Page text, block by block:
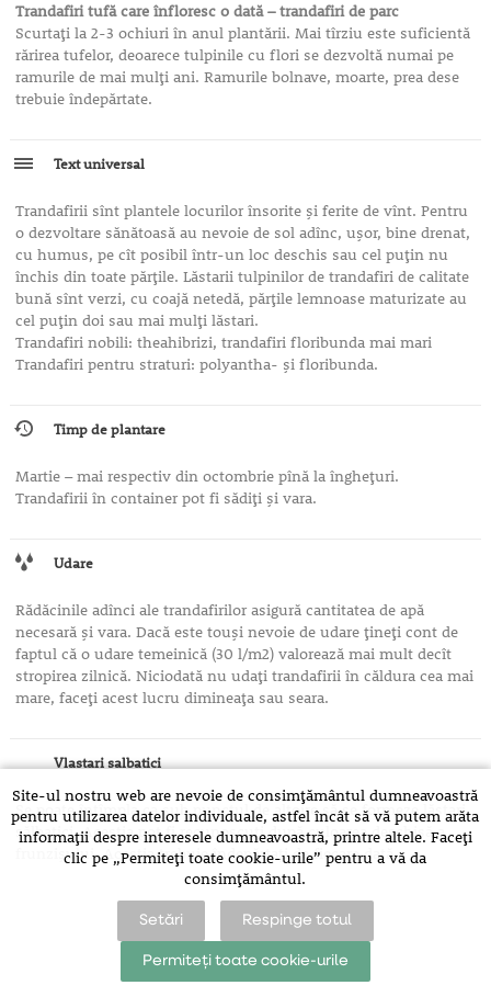
Trandafiri tufă care înfloresc o dată – trandafiri de parc
Scurtaţi la 2-3 ochiuri în anul plantării. Mai tîrziu este suficientă
rărirea tufelor, deoarece tulpinile cu flori se dezvoltă numai pe
ramurile de mai mulţi ani. Ramurile bolnave, moarte, prea dese
trebuie îndepărtate.
Text universal
Trandafirii sînt plantele locurilor însorite şi ferite de vînt. Pentru
o dezvoltare sănătoasă au nevoie de sol adînc, uşor, bine drenat,
cu humus, pe cît posibil într-un loc deschis sau cel puţin nu
închis din toate părţile. Lăstarii tulpinilor de trandafiri de calitate
bună sînt verzi, cu coajă netedă, părţile lemnoase maturizate au
cel puţin doi sau mai mulţi lăstari.
Trandafiri nobili: theahibrizi, trandafiri floribunda mai mari
Trandafiri pentru straturi: polyantha- şi floribunda.
Timp de plantare
Martie – mai respectiv din octombrie pînă la îngheţuri.
Trandafirii în container pot fi sădiţi şi vara.
Udare
Rădăcinile adînci ale trandafirilor asigură cantitatea de apă
necesară şi vara. Dacă este touşi nevoie de udare ţineţi cont de
faptul că o udare temeinică (30 l/m2) valorează mai mult decît
stropirea zilnică. Niciodată nu udaţi trandafirii în căldura cea mai
mare, faceţi acest lucru dimineaţa sau seara.
Vlastari salbatici
Se poate întîmpla ca sub punctul de altoire să se formeze lăstari
sălbatici. Aceştia pot fi recunoscuţi după culoarea deschisă a
frunzişului. Aceştia trebuie îndepărtaţi de fiecare dată.
Site-ul nostru web are nevoie de consimțământul dumneavoastră
pentru utilizarea datelor individuale, astfel încât să vă putem arăta
informații despre interesele dumneavoastră, printre altele. Faceți
clic pe „Permiteți toate cookie-urile” pentru a vă da
consimțământul.
Setări Respinge totul
Permiteți toate cookie-urile